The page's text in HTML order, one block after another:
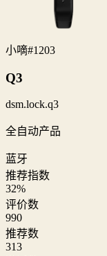
小嘀#1203
Q3
dsm.lock.q3
全自动产品
蓝牙
推荐指数
32%
评价数
990
推荐数
313